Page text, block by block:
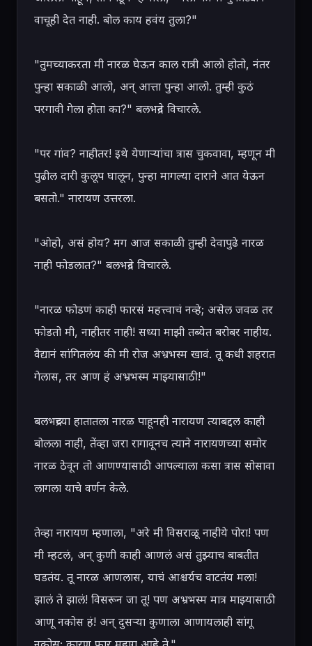
वाचूही देत नाही. बोल काय हवंय तुला?"
"तुमच्याकरता मी नारळ घेऊन काल रात्री आलो होतो, नंतर
पुन्हा सकाळी आलो, अन् आत्ता पुन्हा आलो. तुम्ही कुठं
परगावी गेला होता का?" बलभद्रने विचारले.
"पर गांव? नाहीतर! इथे येणाऱ्यांचा त्रास चुकवावा, म्हणून मी
पुढील दारी कुलूप घालून, पुन्हा मागल्या दाराने आत येऊन
बसतो." नारायण उत्तरला.
"ओहो, असं होय? मग आज सकाळी तुम्ही देवापुढे नारळ
नाही फोडलात?" बलभद्रने विचारले.
"नारळ फोडणं काही फारसं महत्त्वाचं नव्हे; असेल जवळ तर
फोडतो मी, नाहीतर नाही! सध्या माझी तब्येत बरोबर नाहीय.
वैद्यानं सांगितलंय की मी रोज अभ्रभस्म खावं. तू कधी शहरात
गेलास, तर आण हं अभ्रभस्म माझ्यासाठी!"
बलभद्रच्या हातातला नारळ पाहूनही नारायण त्याबद्दल काही
बोलला नाही, तेंव्हा जरा रागावूनच त्याने नारायणच्या समोर
नारळ ठेवून तो आणण्यासाठी आपल्याला कसा त्रास सोसावा
लागला याचे वर्णन केले.
तेव्हा नारायण म्हणाला, "अरे मी विसराळू नाहीये पोरा! पण
मी म्हटलं, अन् कुणी काही आणलं असं तुझ्याच बाबतीत
घडतंय. तू नारळ आणलास, याचं आश्चर्यच वाटतंय मला!
झालं ते झालं! विसरून जा तू! पण अभ्रभस्म मात्र माझ्यासाठी
आणू नकोस हं! अन् दुसऱ्या कुणाला आणायलाही सांगू